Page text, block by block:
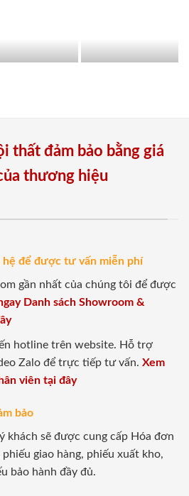
thất đảm bảo bằng giá
thương hiệu
hệ để được tư vấn miễn phí
gần nhất của chúng tôi để được
Danh sách Showroom &
hotline trên website. Hỗ trợ
Zalo để trực tiếp tư vấn. Xem
viên tại đây
bảo
khách sẽ được cung cấp Hóa đơn
giao hàng, phiếu xuất kho,
bảo hành đầy đủ.